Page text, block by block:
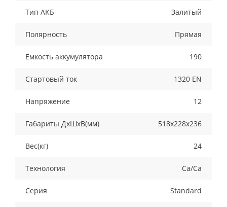
Тип АКБ Залитый
Полярность Прямая
Емкость аккумулятора 190
Стартовый ток 1320 EN
Напряжение 12
Габариты ДхШхВ(мм) 518х228х236
Вес(кг) 24
Технология Ca/Ca
Серия Standard